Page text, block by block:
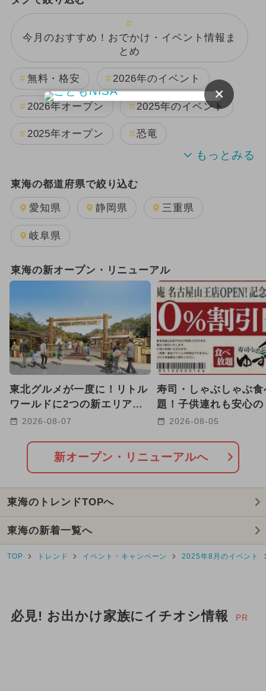
今月のおすすめ！おでかけ・イベント情報ま
とめ
無料・格安 2026年のイベント
2026年オープン 2025年のイベント
2025年オープン 恐竜
2024年のイベント
日帰り 2025年11月のイベント
GW(ゴールデンウィーク)
2025年3月のイベント
2024年12月のイベント
2025年10月のイベント
2026年8月のイベント
2024年7月のイベント
2026年7月のイベント
2024年11月のイベント
2025年9月のイベント
2025年5月のイベント
2025年4月のイベント
東海の都道府県で絞り込む
愛知県 静岡県 三重県
岐阜県
東海の新オープン・リニューアル
東北グルメが一度に！リトル
ワールドに2つの新エリア誕
生 弓矢や宝石探しも！
2026-08-07
寿司・しゃぶしゃぶ食
題！子供連れも安心の
庵 名古屋山王店」が
2026-08-05
新オープン・リニューアルへ
東海のトレンドTOPへ
東海の新着一覧へ
TOP トレンド イベント・キャンペーン 2025年8月のイベント
必見! お出かけ家族にイチオシ情報 PR
×